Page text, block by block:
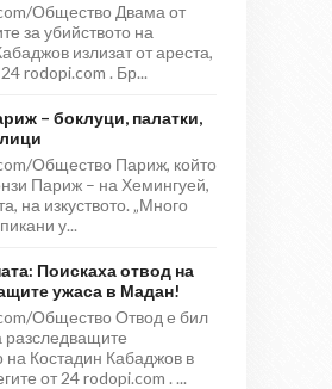
Общество Двама от
за убийството на
излизат от ареста,
rodopi.com . Бр...
– боклуци, палатки,
Общество Париж, който
Париж – на Хемингуей,
на изкуството. „Много
у...
Поискаха отвод на
ужаса в Мадан!
Общество Отвод е бил
разследващите
на Костадин Кабаджов в
от 24 rodopi.com . ...